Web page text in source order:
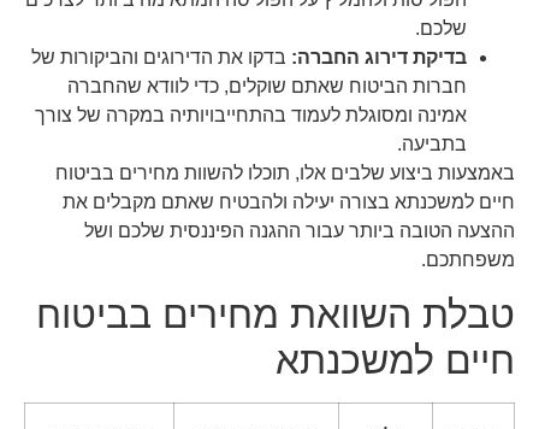
שלכם.
בדיקת דירוג החברה:בדקו את הדירוגים והביקורות של
חברות הביטוח שאתם שוקלים, כדי לוודא שהחברה
אמינה ומסוגלת לעמוד בהתחייבויותיה במקרה של צורך
בתביעה.
באמצעות ביצוע שלבים אלו, תוכלו להשוות מחירים בביטוח
חיים למשכנתא בצורה יעילה ולהבטיח שאתם מקבלים את
ההצעה הטובה ביותר עבור ההגנה הפיננסית שלכם ושל
משפחתכם.
טבלת השוואת מחירים בביטוח
חיים למשכנתא